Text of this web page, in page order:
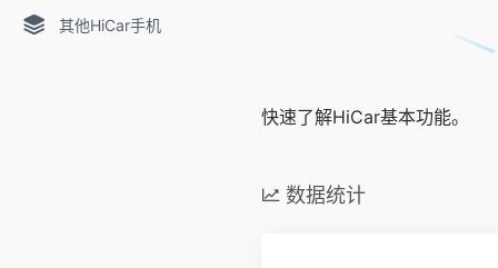
其他HiCar手机
快速了解HiCar基本功能。
数据统计